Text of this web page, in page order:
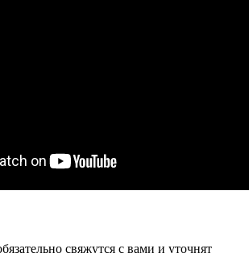
свяжутся с вами и уточнят